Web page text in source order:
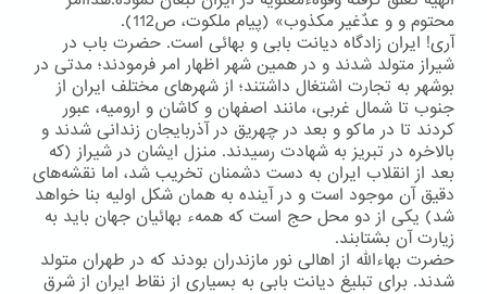
محتوم و و عدٌغیر مكذوب» (پیام ملكوت، ص112).
آری! ایران زادگاه دیانت بابی و بهائی است. حضرت باب در
شیراز متولد شدند و در همین شهر اظهار امر فرمودند؛ مدتی در
بوشهر به تجارت اشتغال داشتند؛ از شهرهای مختلف ایران از
جنوب تا شمال غربی، مانند اصفهان و كاشان و ارومیه، عبور
كردند تا در ماكو و بعد در چهریق در آذربایجان زندانی شدند و
بالاخره در تبریز به شهادت رسیدند. منزل ایشان در شیراز (كه
بعد از انقلاب ایران به دست دشمنان تخریب شد، اما نقشه‌های
دقیق آن موجود است و در آینده به همان شكل اولیه بنا خواهد
شد) یكی از دو محل حج است كه همهء بهائیان جهان باید به
زیارت آن بشتابند.
حضرت بهاءالله از اهالی نور مازندران بودند كه در طهران متولد
شدند. برای تبلیغ دیانت بابی به بسیاری از نقاط ایران از شرق